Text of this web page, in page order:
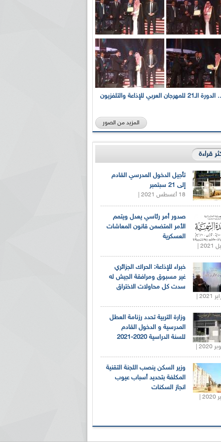
بالصور... الدورة الـ21 للمهرجان العربي للإذاعة والتلفزيون
المزيد من الصور
قراءة
تأجيل الدخول المدرسي القادم
إلى 21 سبتمبر
18 أغسطس 2021 |
صدور أمر رئاسي يعدل ويتمم
الأمر المتضمن قانون المعاشات
العسكرية
خبراء للإذاعة: الحراك الجزائري
غير مسبوق ومرافقة الجيش له
سدت كل محاولات الاختراق
وزارة التربية تحدد رزنامة العطل
المدرسية و الدخول القادم
للسنة الدراسية 2020-2021
وزير السكن ينصب اللجنة التقنية
المكلفة بتحديد أسباب عيوب
انجاز السكنات